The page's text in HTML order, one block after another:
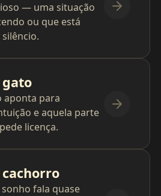
— uma situação
ou que está
gato
aponta para
e aquela parte
licença.
fala quase